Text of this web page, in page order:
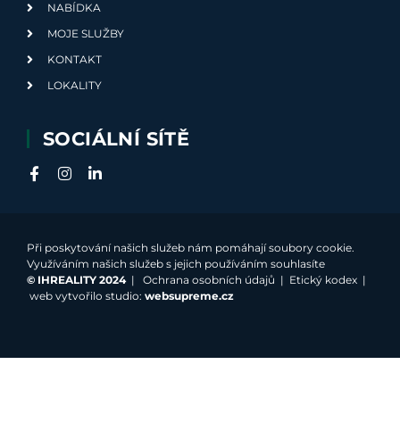
NABÍDKA
MOJE SLUŽBY
KONTAKT
LOKALITY
SOCIÁLNÍ SÍTĚ
Při poskytování našich služeb nám pomáhají soubory cookie.
Využíváním našich služeb s jejich používáním souhlasíte
© IHREALITY 2024| Ochrana osobních údajů | Etický kodex |
web vytvořilo studio: websupreme.cz